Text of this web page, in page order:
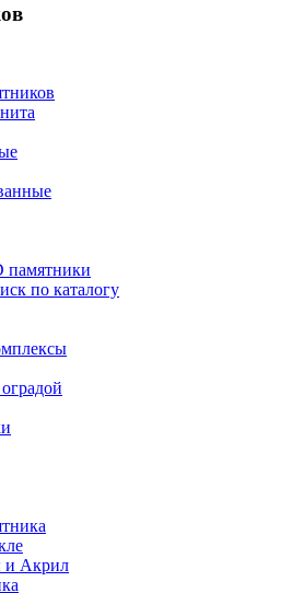
памятники
по каталогу
и Акрил